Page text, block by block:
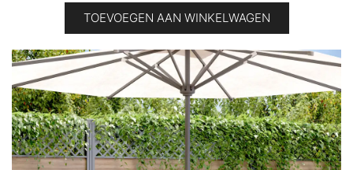
TOEVOEGEN AAN WINKELWAGEN